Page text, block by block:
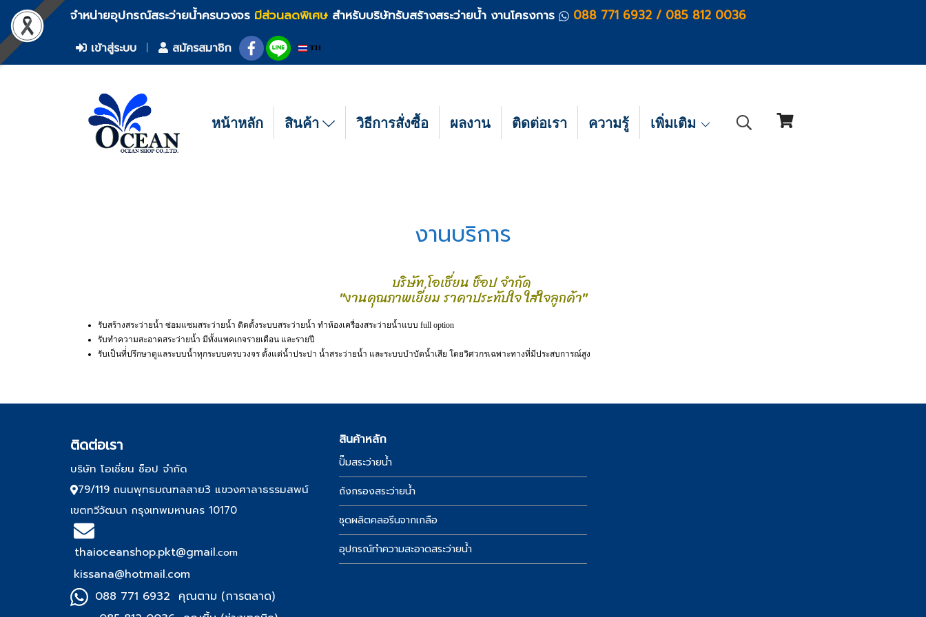
จำหน่ายอุปกรณ์สระว่ายน้ำครบวงจร มีส่วนลดพิเศษ สำหรับบริษัทรับสร้างสระว่ายน้ำ งานโครงการ 088 771 6932 / 085 812 0036
เข้าสู่ระบบ สมัครสมาชิก TH
หน้าหลัก สินค้า วิธีการสั่งซื้อ ผลงาน ติดต่อเรา ความรู้ เพิ่มเติม
งานบริการ
บริษัท โอเชี่ยน ช็อป จำกัด
"งานคุณภาพเยี่ยม ราคาประทับใจ ใส่ใจลูกค้า"
รับสร้างสระว่ายน้ำ ซ่อมแซมสระว่ายน้ำ ติดตั้งระบบสระว่ายน้ำ ทำห้องเครื่องสระว่ายน้ำแบบ full option
รับทำความสะอาดสระว่ายน้ำ มีทั้งแพคเกจรายเดือน และรายปี
รับเป็นที่่ปรึกษาดูแลระบบน้ำทุกระบบครบวงจร ตั้งแต่น้ำประปา น้ำสระว่ายน้ำ และระบบบำบัดน้ำเสีย โดยวิศวกรเฉพาะทางที่มีประสบการณ์สูง
ติดต่อเรา
บริษัท โอเชี่ยน ช็อป จำกัด
79/119 ถนนพุทธมณฑลสาย3 แขวงศาลาธรรมสพน์
เขตทวีวัฒนา กรุงเทพมหานคร 10170
thaioceanshop.pkt@gmail.com
kissana@hotmail.com
088 771 6932 คุณตาม (การตลาด)
สินค้าหลัก
ปั๊มสระว่ายน้ำ
ถังกรองสระว่ายน้ำ
ชุดผลิตคลอรีนจากเกลือ
อุปกรณ์ทำความสะอาดสระว่ายน้ำ